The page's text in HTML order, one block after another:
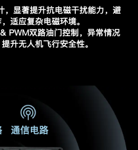
，显著提升抗电磁干扰能力，避
适应复杂电磁环境。
PWM双路油门控制，异常情况
升无人机飞行安全性。
通信电路